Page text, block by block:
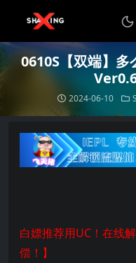
0610S【双端】
2024-06-10
白嫖推荐用UC！在线
偿！】